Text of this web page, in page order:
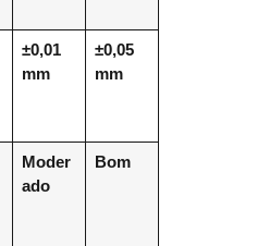
±0,01
mm
±0,05
mm
Moder
ado
Bom